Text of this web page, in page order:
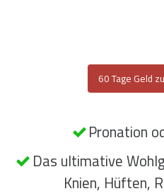
60 Tage Geld
Pronation
Das ultimative
Knien, Hüften,